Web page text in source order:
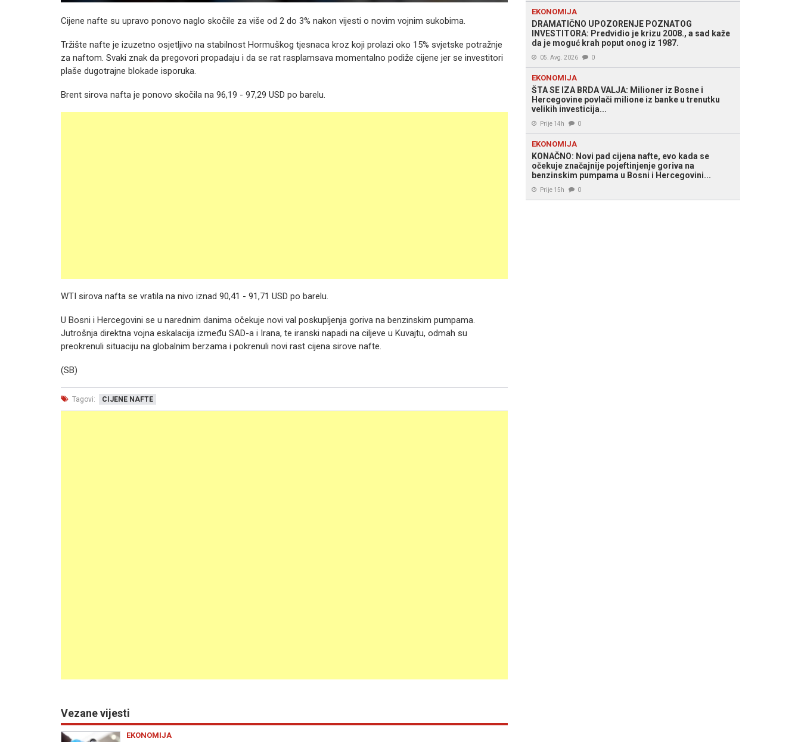
Cijene nafte su upravo ponovo naglo skočile za više od 2 do 3% nakon vijesti o novim vojnim sukobima.
Tržište nafte je izuzetno osjetljivo na stabilnost Hormuškog tjesnaca kroz koji prolazi oko 15% svjetske potražnje
za naftom. Svaki znak da pregovori propadaju i da se rat rasplamsava momentalno podiže cijene jer se investitori
plaše dugotrajne blokade isporuka.
Brent sirova nafta je ponovo skočila na 96,19 - 97,29 USD po barelu.
WTI sirova nafta se vratila na nivo iznad 90,41 - 91,71 USD po barelu.
U Bosni i Hercegovini se u narednim danima očekuje novi val poskupljenja goriva na benzinskim pumpama.
Jutrošnja direktna vojna eskalacija između SAD-a i Irana, te iranski napadi na ciljeve u Kuvajtu, odmah su
preokrenuli situaciju na globalnim berzama i pokrenuli novi rast cijena sirove nafte.
(SB)
Tagovi: CIJENE NAFTE
Vezane vijesti
EKONOMIJA
EKONOMIJA
DRAMATIČNO UPOZORENJE POZNATOG
INVESTITORA: Predvidio je krizu 2008., a sad kaže
da je moguć krah poput onog iz 1987.
05. Avg. 2026 0
EKONOMIJA
ŠTA SE IZA BRDA VALJA: Milioner iz Bosne i
Hercegovine povlači milione iz banke u trenutku
velikih investicija...
Prije 14h 0
EKONOMIJA
KONAČNO: Novi pad cijena nafte, evo kada se
očekuje značajnije pojeftinjenje goriva na
benzinskim pumpama u Bosni i Hercegovini...
Prije 15h 0